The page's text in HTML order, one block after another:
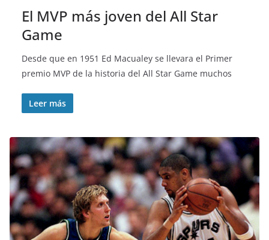
El MVP más joven del All Star
Game
Desde que en 1951 Ed Macualey se llevara el Primer
premio MVP de la historia del All Star Game muchos
Leer más